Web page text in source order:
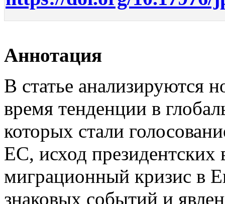
Аннотация
В статье анализируются
время тенденции в
которых стали
ЕС, исход
миграционный кризис в
знаковых событий и